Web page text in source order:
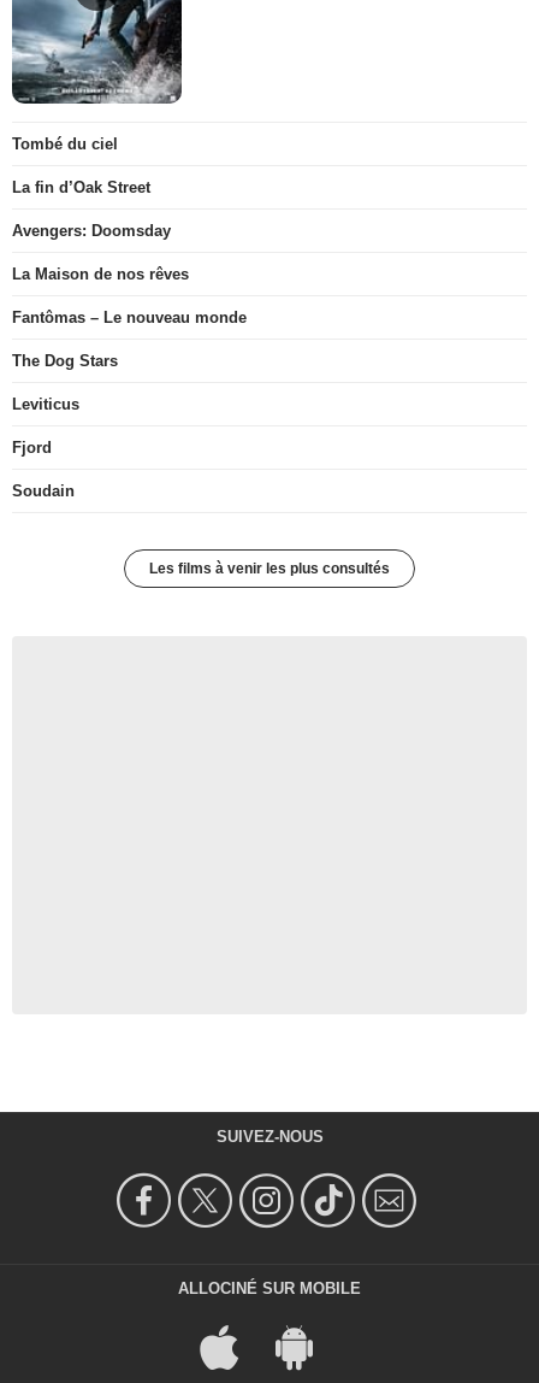
Tombé du ciel
La fin d’Oak Street
Avengers: Doomsday
La Maison de nos rêves
Fantômas – Le nouveau monde
The Dog Stars
Leviticus
Fjord
Soudain
Les films à venir les plus consultés
SUIVEZ-NOUS
ALLOCINÉ SUR MOBILE